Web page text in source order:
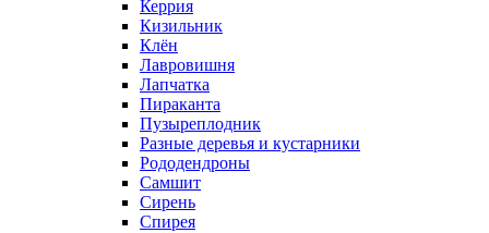
Керрия
Кизильник
Клён
Лавровишня
Лапчатка
Пираканта
Пузыреплодник
Разные деревья и кустарники
Рододендроны
Самшит
Сирень
Спирея